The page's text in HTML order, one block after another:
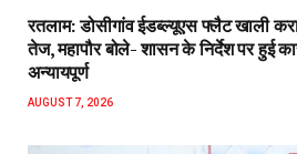
रतलाम: डोसीगांव ईडब्ल्यूएस फ्लैट खाली
तेज, महापौर बोले- शासन के निर्देश पर हुई
अन्यायपूर्ण
AUGUST 7, 2026